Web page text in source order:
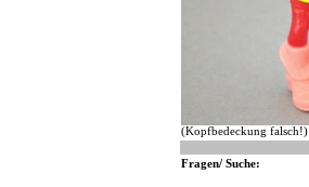
(Kopfbedeckung falsch!)
Fragen/ Suche: